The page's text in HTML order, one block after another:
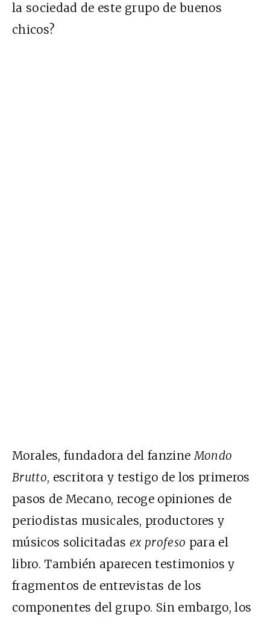
la sociedad de este grupo de buenos
chicos?
Morales, fundadora del fanzineMondo
Brutto, escritora y testigo de los primeros
pasos de Mecano, recoge opiniones de
periodistas musicales, productores y
músicos solicitadas ex profeso para el
libro. También aparecen testimonios y
fragmentos de entrevistas de los
componentes del grupo. Sin embargo, los